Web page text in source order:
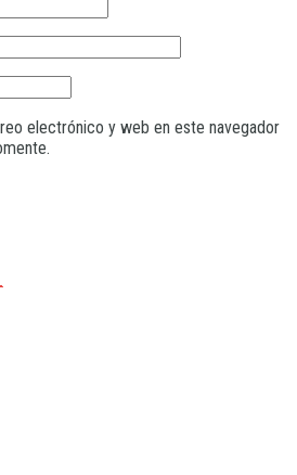
electrónico y web en este navegador